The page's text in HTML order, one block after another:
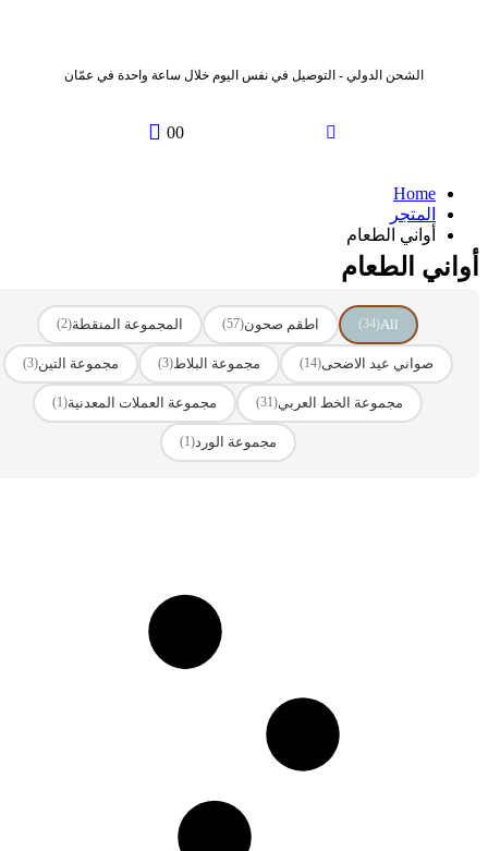
الشحن الدولي - التوصيل في نفس اليوم خلال ساعة واحدة في عمّان
00
Home
المتجر
أواني الطعام
أواني الطعام
All
(34) اطقم صحون(57) المجموعة المنقطة(2)
صواني عيد الاضحى(14) مجموعة البلاط(3) مجموعة التين(3)
مجموعة الخط العربي(31) مجموعة العملات المعدنية(1)
مجموعة الورد(1)